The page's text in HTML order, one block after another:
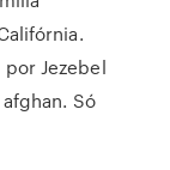
Jezebel
Só